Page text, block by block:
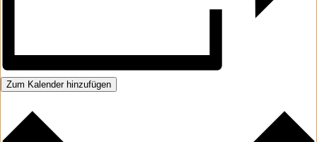
Zum Kalender hinzufügen